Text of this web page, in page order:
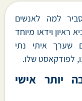
למה לאנשים
ראיון וידאו מיוחד
שערך איתי נתי
יותר אישי